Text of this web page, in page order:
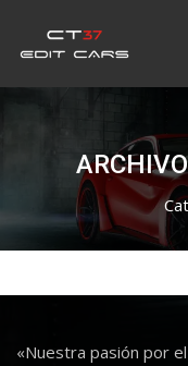
«Nuestra pasión por